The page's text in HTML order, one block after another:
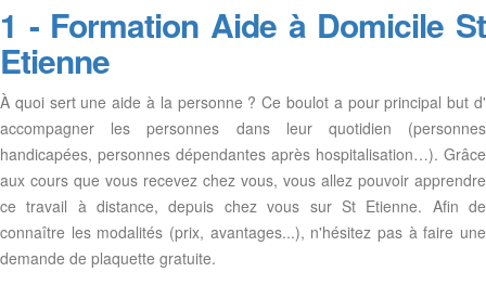
1 - Formation Aide à Domicile St
Etienne
À quoi sert une aide à la personne ? Ce boulot a pour principal but d'
accompagner les personnes dans leur quotidien (personnes
handicapées, personnes dépendantes après hospitalisation…). Grâce
aux cours que vous recevez chez vous, vous allez pouvoir apprendre
ce travail à distance, depuis chez vous sur St Etienne. Afin de
connaître les modalités (prix, avantages...), n'hésitez pas à faire une
demande de plaquette gratuite.